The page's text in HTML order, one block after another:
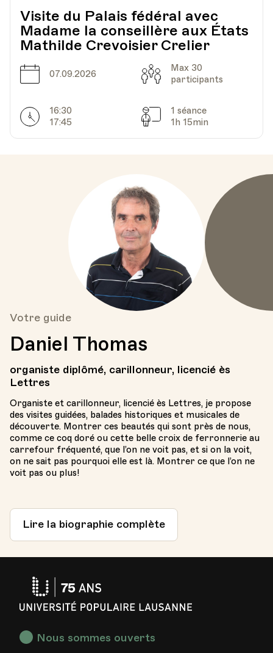
Visite du Palais fédéral avec
Madame la conseillère aux États
Mathilde Crevoisier Crelier
Date
07.09.2026 Capacité
Max 30
participants
Horarires
16:30
17:45
Séances
1 séance
1h 15min
Votre guide
Daniel Thomas
organiste diplômé, carillonneur, licencié ès
Lettres
Organiste et carillonneur, licencié ès Lettres, je propose
des visites guidées, balades historiques et musicales de
découverte. Montrer ces beautés qui sont près de nous,
comme ce coq doré ou cette belle croix de ferronnerie au
carrefour fréquenté, que l’on ne voit pas, et si on la voit,
on ne sait pas pourquoi elle est là. Montrer ce que l’on ne
voit pas ou plus!
Lire la biographie complète
Nous sommes ouverts